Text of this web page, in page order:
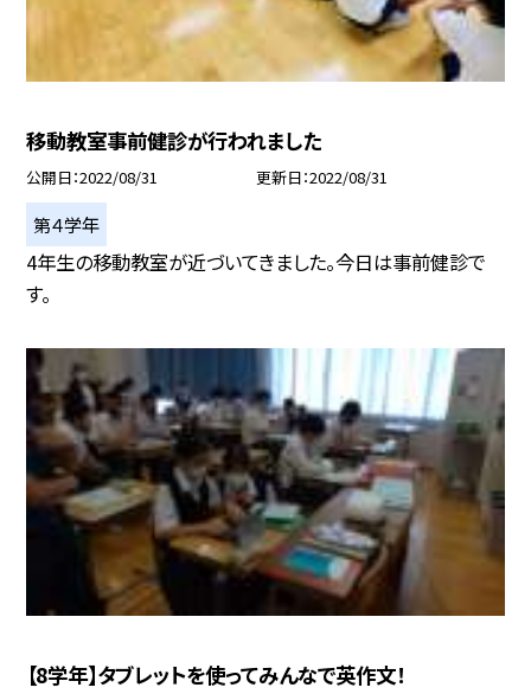
移動教室事前健診が行われました
公開日 2022/08/31 更新日 2022/08/31
第４学年
4年生の移動教室が近づいてきました。今日は事前健診で
す。
【8学年】タブレットを使ってみんなで英作文！